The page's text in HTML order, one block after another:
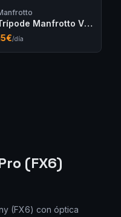
Trípode Manfrotto Vídeo 504HD
€/día
(FX6)
(FX6) con óptica